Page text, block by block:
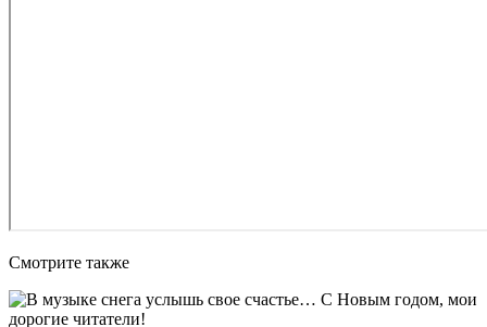
Смотрите также